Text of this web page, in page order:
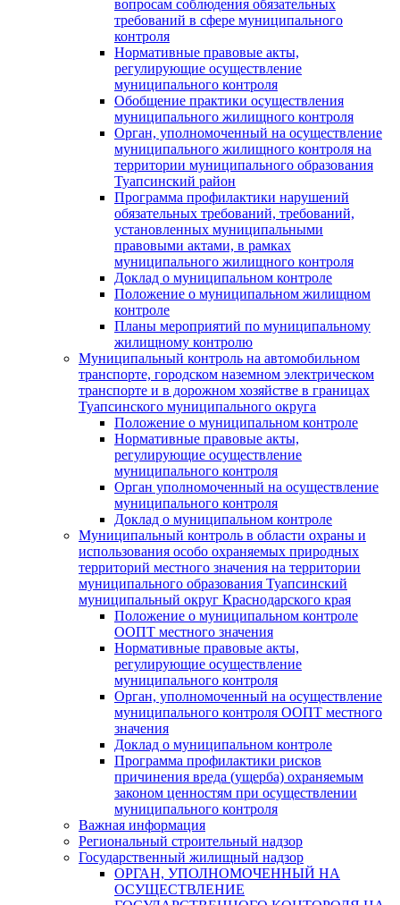
вопросам соблюдения обязательных
требований в сфере муниципального
контроля
Нормативные правовые акты,
регулирующие осуществление
муниципального контроля
Обобщение практики осуществления
муниципального жилищного контроля
Орган, уполномоченный на осуществление
муниципального жилищного контроля на
территории муниципального образования
Туапсинский район
Программа профилактики нарушений
обязательных требований, требований,
установленных муниципальными
правовыми актами, в рамках
муниципального жилищного контроля
Доклад о муниципальном контроле
Положение о муниципальном жилищном
контроле
Планы мероприятий по муниципальному
жилищному контролю
Муниципальный контроль на автомобильном
транспорте, городском наземном электрическом
транспорте и в дорожном хозяйстве в границах
Туапсинского муниципального округа
Положение о муниципальном контроле
Нормативные правовые акты,
регулирующие осуществление
муниципального контроля
Орган уполномоченный на осуществление
муниципального контроля
Доклад о муниципальном контроле
Муниципальный контроль в области охраны и
использования особо охраняемых природных
территорий местного значения на территории
муниципального образования Туапсинский
муниципальный округ Краснодарского края
Положение о муниципальном контроле
ООПТ местного значения
Нормативные правовые акты,
регулирующие осуществление
муниципального контроля
Орган, уполномоченный на осуществление
муниципального контроля ООПТ местного
значения
Доклад о муниципальном контроле
Программа профилактики рисков
причинения вреда (ущерба) охраняемым
законом ценностям при осуществлении
муниципального контроля
Важная информация
Региональный строительный надзор
Государственный жилищный надзор
ОРГАН, УПОЛНОМОЧЕННЫЙ НА
ОСУЩЕСТВЛЕНИЕ